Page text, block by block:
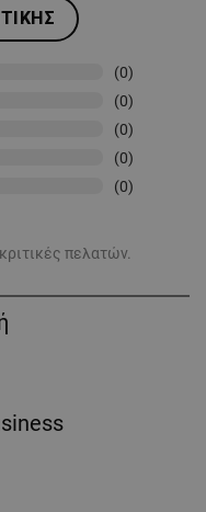
(0)
(0)
(0)
(0)
(0)
πελατών.